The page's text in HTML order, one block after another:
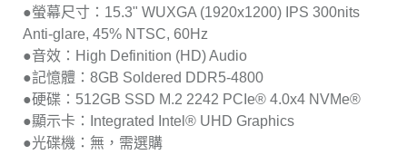
●螢幕尺寸：15.3" WUXGA (1920x1200) IPS 300nits
Anti-glare, 45% NTSC, 60Hz
●音效：High Definition (HD) Audio
●記憶體：8GB Soldered DDR5-4800
●硬碟：512GB SSD M.2 2242 PCIe® 4.0x4 NVMe®
●顯示卡：Integrated Intel® UHD Graphics
●光碟機：無，需選購